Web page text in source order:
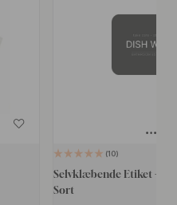
10
Selvklæbende Etiket -
Sort